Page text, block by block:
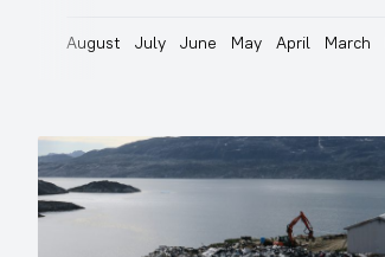
August July June May April March